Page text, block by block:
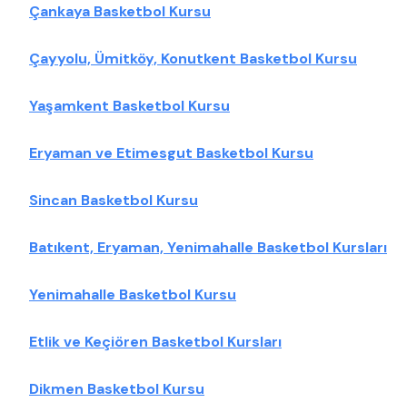
Çankaya Basketbol Kursu
Çayyolu, Ümitköy, Konutkent Basketbol Kursu
Yaşamkent Basketbol Kursu
Eryaman ve Etimesgut Basketbol Kursu
Sincan Basketbol Kursu
Batıkent, Eryaman, Yenimahalle Basketbol Kursları
Yenimahalle Basketbol Kursu
Etlik ve Keçiören Basketbol Kursları
Dikmen Basketbol Kursu